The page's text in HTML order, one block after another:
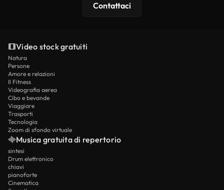
Contattaci
Video stock gratuiti
Natura
Persone
Amore e relazioni
Il Fitness
Videografia aerea
Cibo e bevande
Viaggiare
Trasporti
Tecnologia
Zoom di sfondo virtuale
Musica gratuita di repertorio
sintesi
Drum elettronico
chiavi
pianoforte
Cinematica